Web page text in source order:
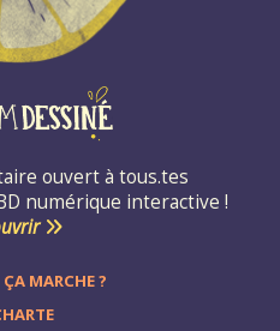
ouvert à tous.tes
numérique interactive !
MARCHE ?